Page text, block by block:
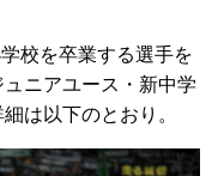
校を卒業する選手を
ニアユース・新中学
は以下のとおり。